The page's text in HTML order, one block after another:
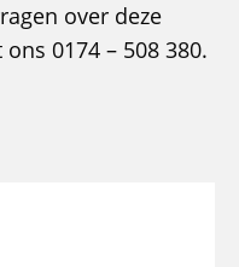
over deze
0174 – 508 380.